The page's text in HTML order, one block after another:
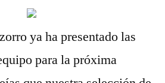
ya ha presentado las
para la próxima